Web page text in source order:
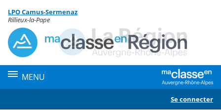
Menu de la rubrique
Contenu
LPO Camus-Sermenaz
Rillieux-la-Pape
MENU
Se connecter